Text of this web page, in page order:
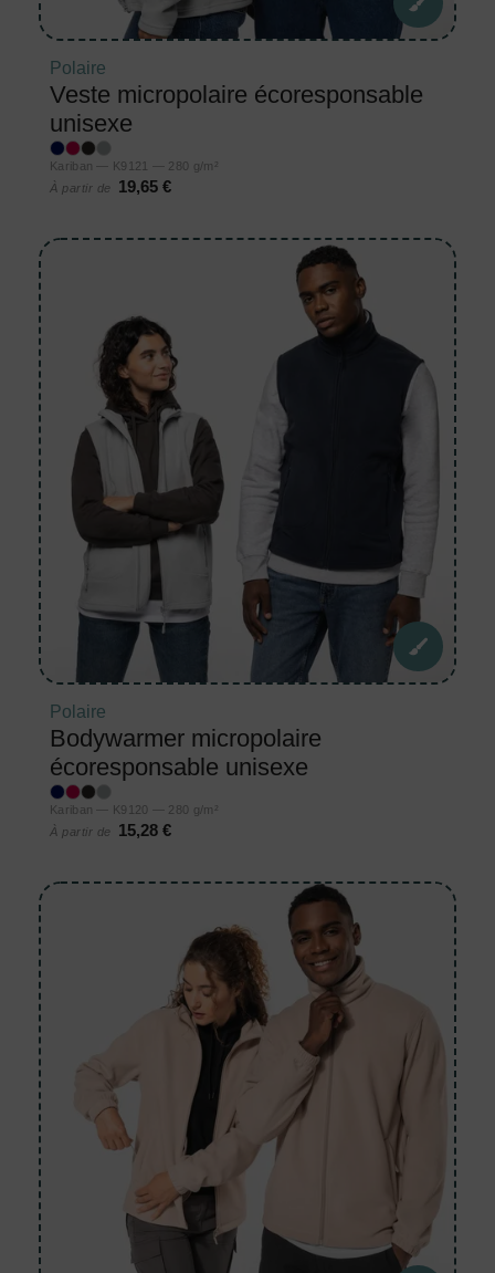
Polaire
Veste micropolaire écoresponsable
unisexe
Kariban — K9121 — 280 g/m²
À partir de
19,65 €
Polaire
Bodywarmer micropolaire
écoresponsable unisexe
Kariban — K9120 — 280 g/m²
À partir de
15,28 €